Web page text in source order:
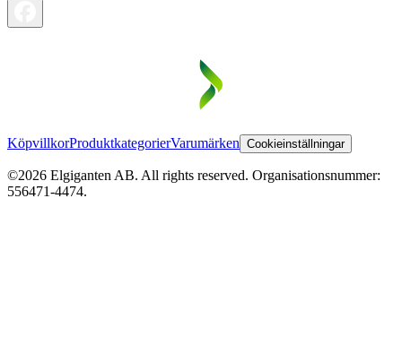
KöpvillkorProduktkategorierVarumärken Cookieinställningar
©2026 Elgiganten AB. All rights reserved. Organisationsnummer:
556471-4474.